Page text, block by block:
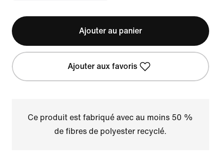
Ajouter au panier
Ajouter aux favoris
Ce produit est fabriqué avec au moins 50 %
de fibres de polyester recyclé.